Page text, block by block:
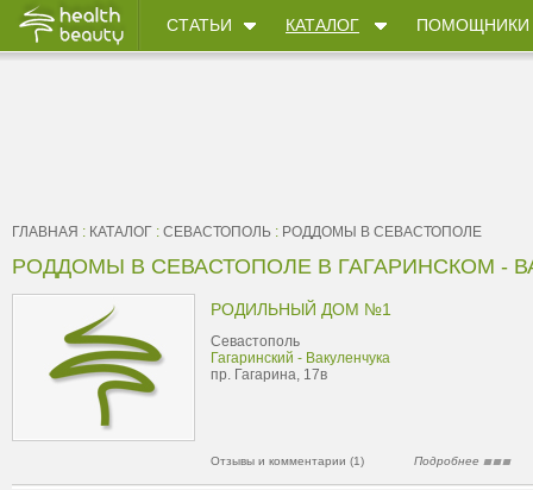
СТАТЬИ КАТАЛОГ ПОМОЩНИКИ
ГЛАВНАЯ : КАТАЛОГ : СЕВАСТОПОЛЬ : РОДДОМЫ В СЕВАСТОПОЛЕ
РОДДОМЫ В СЕВАСТОПОЛЕ В ГАГАРИНСКОМ -
РОДИЛЬНЫЙ ДОМ №1
Севастополь
Гагаринский - Вакуленчука
пр. Гагарина, 17в
Отзывы и комментарии (1) Подробнее